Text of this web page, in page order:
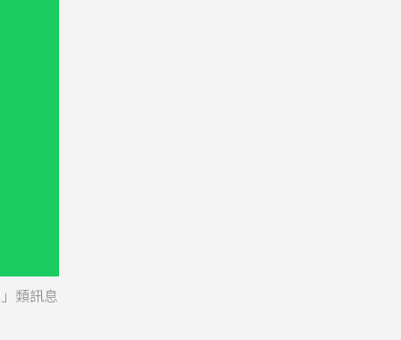
類訊息